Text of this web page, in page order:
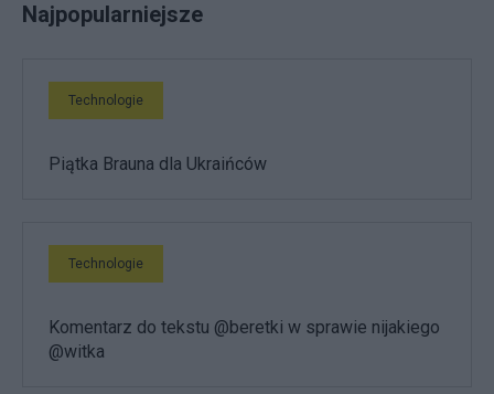
Najpopularniejsze
Technologie
Piątka Brauna dla Ukraińców
Technologie
Komentarz do tekstu @beretki w sprawie nijakiego
@witka